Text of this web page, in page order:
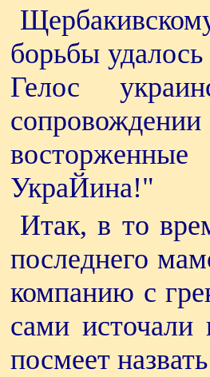
борьбы
Гелос
УкраЙина!"
Итак, в то
последнего
компанию с
сами источали
посмеет